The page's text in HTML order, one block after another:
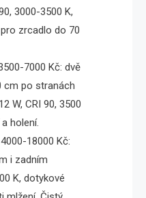
3000-3500 K,
zrcadlo do 70
7000 Kč: dvě
cm po stranách
W, CRI 90, 3500
holení.
18000 Kč:
i zadním
K, dotykové